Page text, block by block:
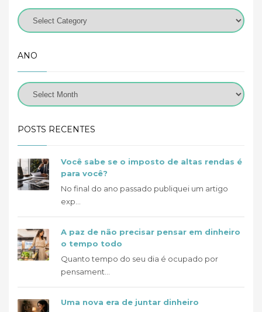
ANO
POSTS RECENTES
Você sabe se o imposto de altas rendas é
para você?
No final do ano passado publiquei um artigo
exp...
A paz de não precisar pensar em dinheiro
o tempo todo
Quanto tempo do seu dia é ocupado por
pensament...
Uma nova era de juntar dinheiro